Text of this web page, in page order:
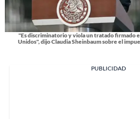
"Es discriminatorio y viola un tratado firmado
Unidos", dijo Claudia Sheinbaum sobre el
PUBLICIDAD